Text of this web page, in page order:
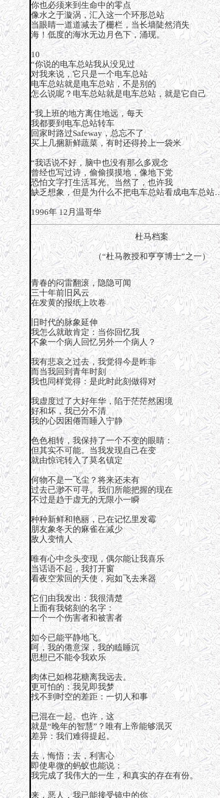
你也必须来到生命中的零点
像水之于漩涡，汇入这一个环形总站
当眼睛一道道减去了栅栏，当长墙陡然消失
海！低度的海水无边月色下，涌现。
10
“你说的电车总站我从没见过
对我来说，它只是一个电车总站
电车总站就是电车总站，不是别的
怎么说呢？电车总站就是电车总站，就是它自己
“我上班的地方离住地远，每天
我都要到电车总站转车
回家时路过Safeway，总忘不了
买上几捆新鲜蔬菜，有时还得拎上一袋米
“我话说不好，脑中也没有那么多观念
曾经也写过诗，偷偷摸摸地，像地下党
恐怕文字打生活耳光。当然了，也许我
缺乏想象，但是为什么不把电车总站看成电车总
1996年 12月温哥华
杜马档案
（“杜马教授和亨亨博士”之一）
青春的闷雷翻滚，隐隐可闻
三十年前旧风云
在发黄的报纸上吹卷
旧时代的脉象延伸
我怎么就敢肯定：当你回忆我
不象一个病人回忆另外一个病人？
我有悲哀之过去，我觉得今是昨非
而当我回到青年时刻
我也同样觉得：是此时此刻做得对
我虚度过了大好年华，陷于茫茫然困境
好和坏，我已分不清
我的心因困倦而睡入宁静
色色相转，我保持了一个不变的眼睛：
但其实不可能。当我发现自己在变
就由惊诧转入了莫名镇定
何物不是一飞尘？将来还未有
过去已渺不可寻。我们所能把握的现在
不过是趋于虚无的无限小一瞬
种种新鲜和艳丽，已在记忆里发霉
朋友象冬天的麻雀在减少
敌人变情人
唯有心中念头变现，偶尔能让我喜乐
当话语不起，我打开窗
看夜空萦回的天使，宛如飞去来器
它们由我发出：我很清楚
上面有我铭刻的名字：
一个一个伤害者和被害者
如今已能平静地飞。
呵，我的倦意深，我的瞌睡沉
思想已不能令我欢乐
肉体已如棉花糖离我远去。
更可怕的：我见即我梦
找不到时空的差距：一切人和事
已混在一起。也许，这
就是“晚年的智慧”？唯有上帝能够泯灭
差异：我们难得提起。
去，悔悟；去，利害心
即使卑微的蚂蚁也能说：
我完成了我伟大的一生，和真实的存在有份。
来，恶人，我已能接受镜中的你